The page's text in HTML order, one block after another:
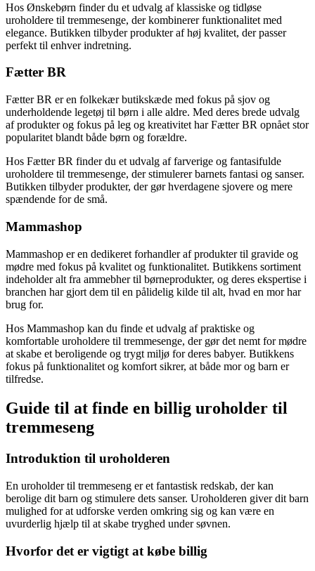
Hos Ønskebørn finder du et udvalg af klassiske og tidløse
uroholdere til tremmesenge, der kombinerer funktionalitet med
elegance. Butikken tilbyder produkter af høj kvalitet, der passer
perfekt til enhver indretning.
Fætter BR
Fætter BR er en folkekær butikskæde med fokus på sjov og
underholdende legetøj til børn i alle aldre. Med deres brede udvalg
af produkter og fokus på leg og kreativitet har Fætter BR opnået stor
popularitet blandt både børn og forældre.
Hos Fætter BR finder du et udvalg af farverige og fantasifulde
uroholdere til tremmesenge, der stimulerer barnets fantasi og sanser.
Butikken tilbyder produkter, der gør hverdagene sjovere og mere
spændende for de små.
Mammashop
Mammashop er en dedikeret forhandler af produkter til gravide og
mødre med fokus på kvalitet og funktionalitet. Butikkens sortiment
indeholder alt fra ammebher til børneprodukter, og deres ekspertise i
branchen har gjort dem til en pålidelig kilde til alt, hvad en mor har
brug for.
Hos Mammashop kan du finde et udvalg af praktiske og
komfortable uroholdere til tremmesenge, der gør det nemt for mødre
at skabe et beroligende og trygt miljø for deres babyer. Butikkens
fokus på funktionalitet og komfort sikrer, at både mor og barn er
tilfredse.
Guide til at finde en billig uroholder til
tremmeseng
Introduktion til uroholderen
En uroholder til tremmeseng er et fantastisk redskab, der kan
berolige dit barn og stimulere dets sanser. Uroholderen giver dit barn
mulighed for at udforske verden omkring sig og kan være en
uvurderlig hjælp til at skabe tryghed under søvnen.
Hvorfor det er vigtigt at købe billig